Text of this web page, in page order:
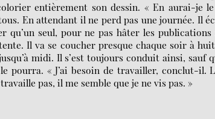
entièrement son dessin. « En aurai-je
En attendant il ne perd pas une journée. Il
qu’un seul, pour ne pas hâter les
Il va se coucher presque chaque soir à
midi. Il s’est toujours conduit ainsi, sauf
pourra. « J’ai besoin de travailler, conclut-il.
pas, il me semble que je ne vis pas. »